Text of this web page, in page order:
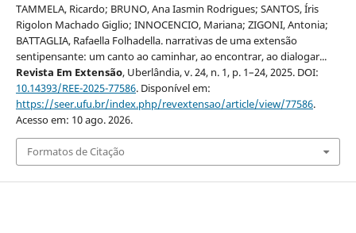
TAMMELA, Ricardo; BRUNO, Ana Iasmin Rodrigues; SANTOS, Íris
Rigolon Machado Giglio; INNOCENCIO, Mariana; ZIGONI, Antonia;
BATTAGLIA, Rafaella Folhadella. narrativas de uma extensão
sentipensante: um canto ao caminhar, ao encontrar, ao dialogar...
Revista Em Extensão, Uberlândia, v. 24, n. 1, p. 1–24, 2025. DOI:
10.14393/REE-2025-77586. Disponível em:
https://seer.ufu.br/index.php/revextensao/article/view/77586.
Acesso em: 10 ago. 2026.
Formatos de Citação